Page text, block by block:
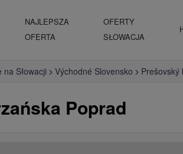
NAJLEPSZA
OFERTA
OFERTY
SŁOWACJA
na Słowacji Východné Slovensko Prešovský
Poprad